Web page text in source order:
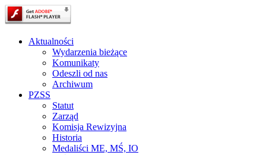
Aktualności
Wydarzenia bieżące
Komunikaty
Odeszli od nas
Archiwum
PZSS
Statut
Zarząd
Komisja Rewizyjna
Historia
Medaliści ME, MŚ, IO